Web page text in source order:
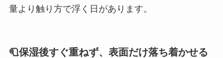
量より触り方で浮く日があります。
🧻保湿後すぐ重ねず、表面だけ落ち着かせる